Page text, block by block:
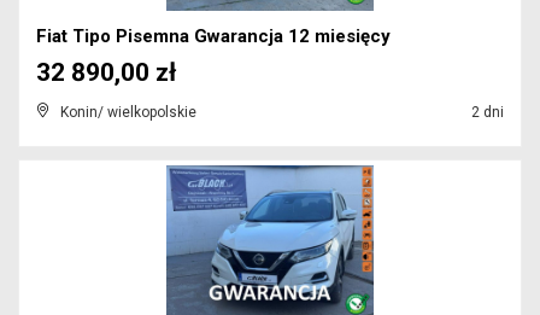
Fiat Tipo Pisemna Gwarancja 12 miesięcy
Konin/ wielkopolskie 2 dni
32 890,00 zł